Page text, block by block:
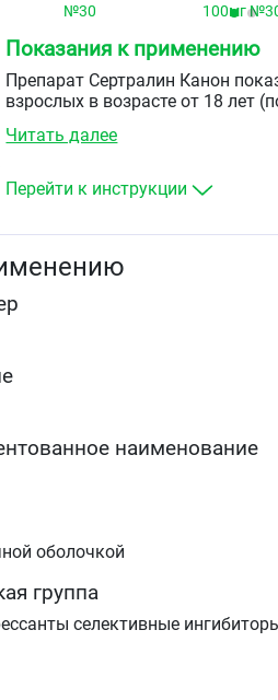
№30
100мг
Показания к применению
Препарат Сертралин Канон
взрослых в возрасте от 18 лет
(только для лечения
Лечение депрессии
Лечение психического
травмирующего
Читать далее
Перейти к инструкции
наименование
оболочкой
группа
селективные